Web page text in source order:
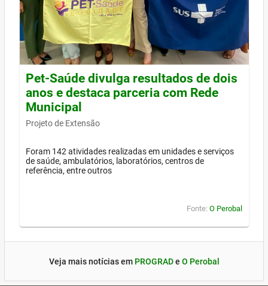
Pet-Saúde divulga resultados de dois
anos e destaca parceria com Rede
Municipal
Projeto de Extensão
Foram 142 atividades realizadas em unidades e serviços
de saúde, ambulatórios, laboratórios, centros de
referência, entre outros
Fonte: O Perobal
Veja mais notícias em PROGRADe O Perobal